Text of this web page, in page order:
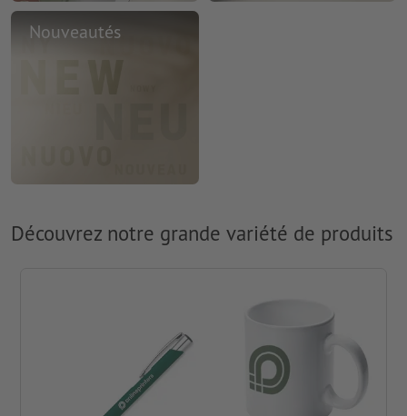
Nouveautés
Découvrez notre grande variété de produits